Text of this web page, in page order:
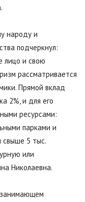
народу и
подчеркнул:
лицо и свою
рассматривается
Прямой вклад
2%, и для его
ресурсами:
парками и
свыше 5 тыс.
или
Николаевна.
занимающем